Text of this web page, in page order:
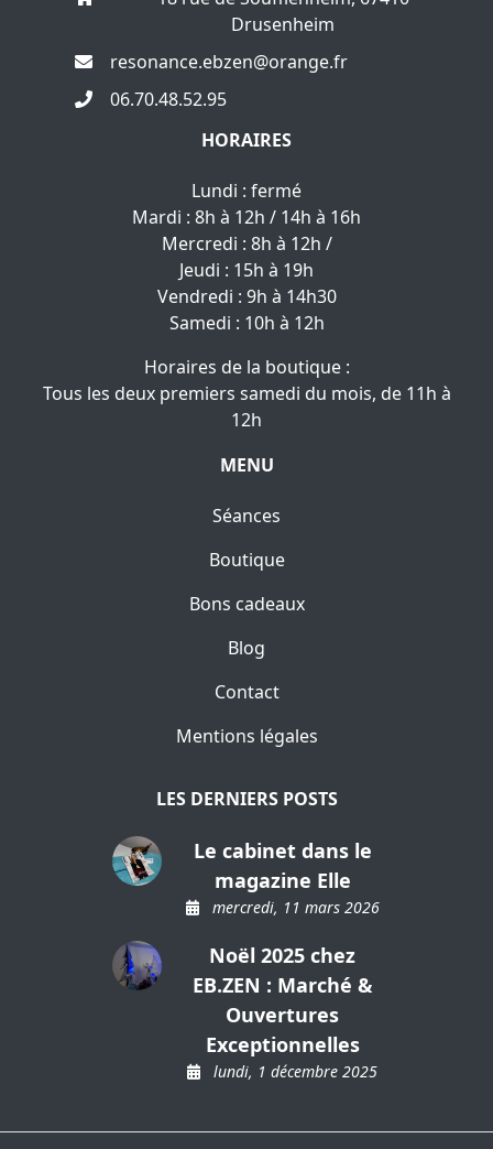
Drusenheim
resonance.ebzen@orange.fr
06.70.48.52.95
HORAIRES
Lundi : fermé
Mardi : 8h à 12h / 14h à 16h
Mercredi : 8h à 12h /
Jeudi : 15h à 19h
Vendredi : 9h à 14h30
Samedi : 10h à 12h
Horaires de la boutique :
Tous les deux premiers samedi du mois, de 11h à
12h
MENU
Séances
Boutique
Bons cadeaux
Blog
Contact
Mentions légales
LES DERNIERS POSTS
Le cabinet dans le
magazine Elle
mercredi, 11 mars 2026
Noël 2025 chez
EB.ZEN : Marché &
Ouvertures
Exceptionnelles
lundi, 1 décembre 2025